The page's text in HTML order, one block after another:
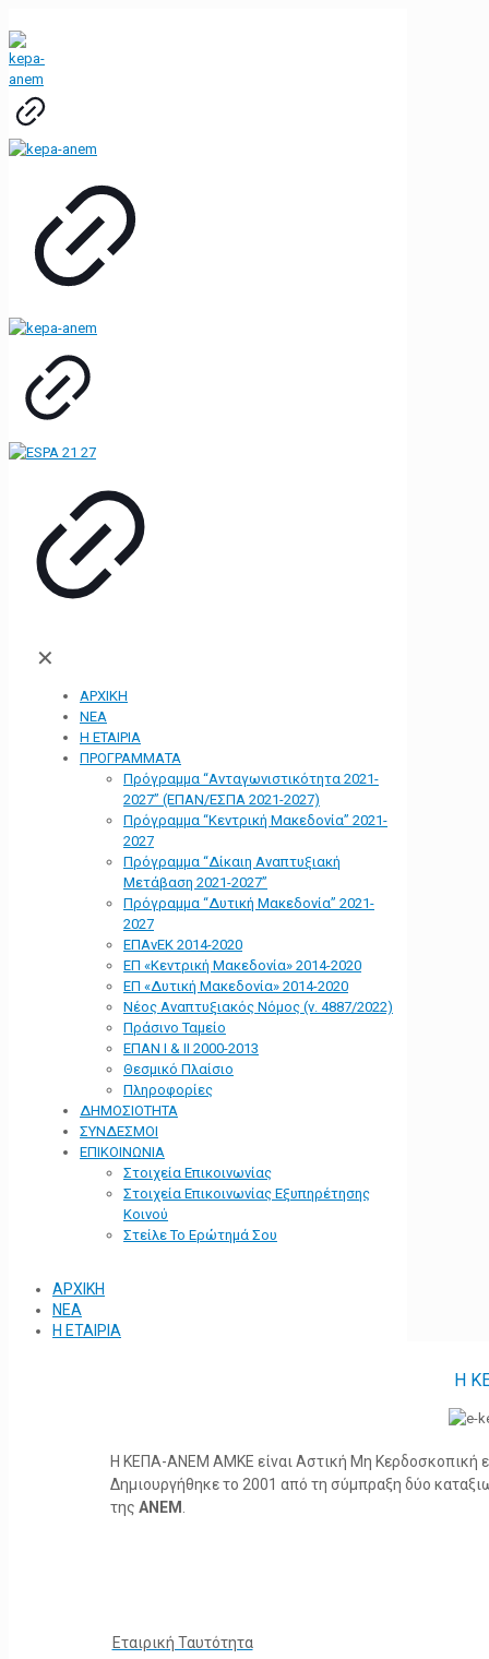
✕
ΑΡΧΙΚΗ
ΝΕΑ
Η ΕΤΑΙΡΙΑ
ΠΡΟΓΡΑΜΜΑΤΑ
Πρόγραμμα “Ανταγωνιστικότητα 2021-
2027” (ΕΠΑΝ/ΕΣΠΑ 2021-2027)
Πρόγραμμα “Κεντρική Μακεδονία” 2021-
2027
Πρόγραμμα “Δίκαιη Αναπτυξιακή
Μετάβαση 2021-2027”
Πρόγραμμα “Δυτική Μακεδονία” 2021-
2027
ΕΠΑνΕΚ 2014-2020
ΕΠ «Kεντρική Μακεδονία» 2014-2020
ΕΠ «Δυτική Μακεδονία» 2014-2020
Νέος Αναπτυξιακός Νόμος (ν. 4887/2022)
Πράσινο Ταμείο
ΕΠΑΝ Ι & ΙΙ 2000-2013
Θεσμικό Πλαίσιο
Πληροφορίες
ΔΗΜΟΣΙΟΤΗΤΑ
ΣΥΝΔΕΣΜΟΙ
ΕΠΙΚΟΙΝΩΝΙΑ
Στοιχεία Επικοινωνίας
Στοιχεία Επικοινωνίας Εξυπηρέτησης
Κοινού
Στείλε Το Ερώτημά Σου
ΑΡΧΙΚΗ
ΝΕΑ
Η ΕΤΑΙΡΙΑ
Η
Η ΚΕΠΑ-ΑΝΕΜ ΑΜΚΕ είναι Αστική Μη Κερδοσκοπική
Δημιουργήθηκε το 2001 από τη σύμπραξη δύο
της ΑΝΕΜ
Εταιρική Ταυτότητα